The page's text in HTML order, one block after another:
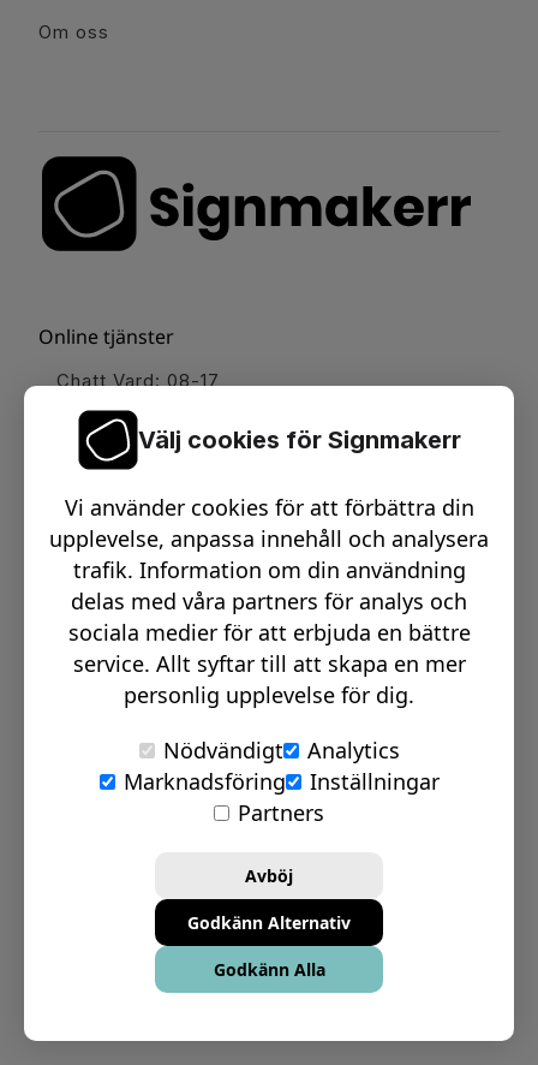
Om oss
Online tjänster
Chatt Vard: 08-17
Online möte - Design
Online möte - Survey
Besök oss här
Göteborg - City
Uddevalla
Växel telefon:
Email:
info@signmakerr.se
Välj cookies för Signmakerr
Vi använder cookies för att förbättra din
upplevelse, anpassa innehåll och analysera
trafik. Information om din användning
delas med våra partners för analys och
sociala medier för att erbjuda en bättre
service. Allt syftar till att skapa en mer
personlig upplevelse för dig.
Nödvändigt
Analytics
Marknadsföring
Inställningar
Partners
Avböj
Godkänn Alternativ
Godkänn Alla